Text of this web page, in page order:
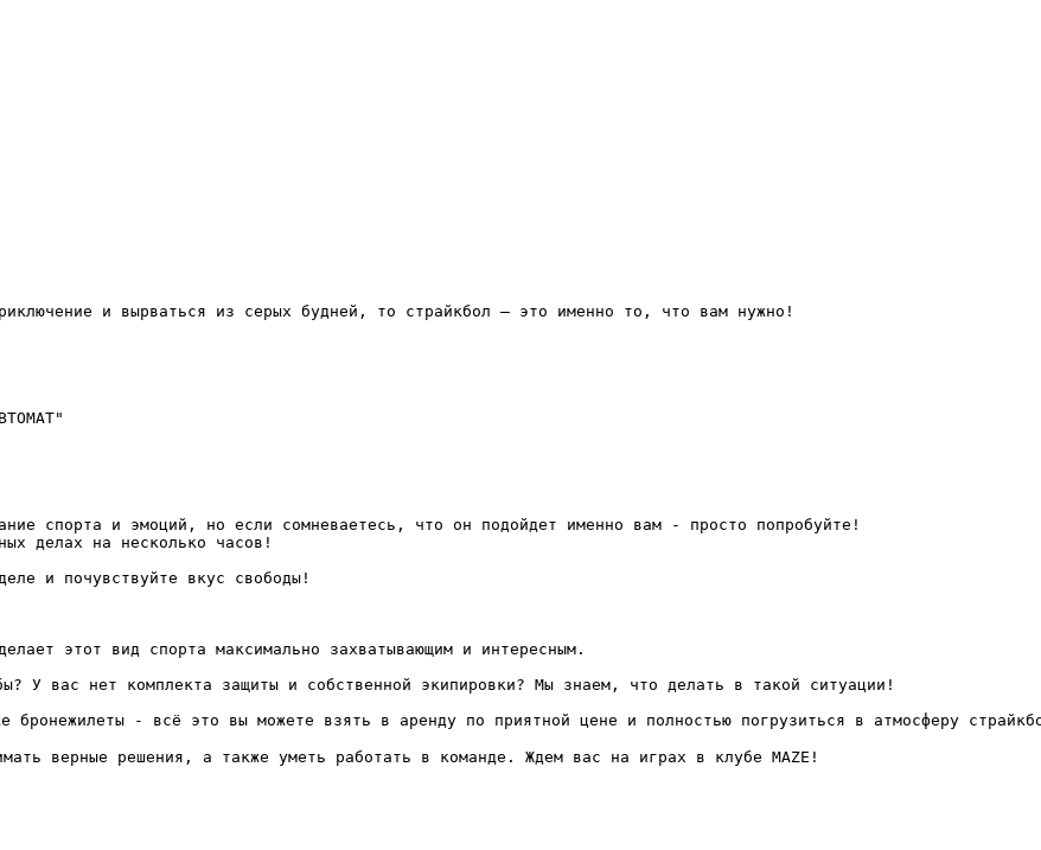
и вырваться из серых будней, то страйкбол — это именно то, что вам нужно!
спорта и эмоций, но если сомневаетесь, что он подойдет именно вам - просто попробуйте!
делах на несколько часов!
и почувствуйте вкус свободы!
этот вид спорта максимально захватывающим и интересным.
У вас нет комплекта защиты и собственной экипировки? Мы знаем, что делать в такой ситуации!
- всё это вы можете взять в аренду по приятной цене и полностью погрузиться в атмосферу